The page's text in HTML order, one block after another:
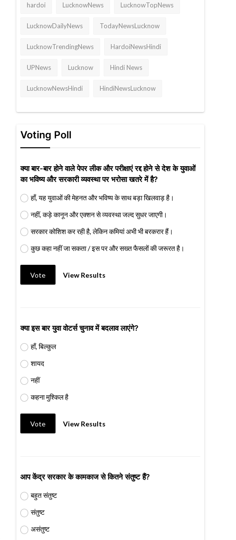
hardoi LucknowNews LucknowTopNews
LucknowDailyNews TodayNewsLucknow
LucknowTrendingNews HardoiNewsHindi
UPNews Lucknow Hindi News
LucknowNewsHindi HindiNewsLucknow
Voting Poll
क्या बार-बार होने वाले पेपर लीक और परीक्षाएं रद्द होने से देश के युवाओं
का भविष्य और सरकारी व्यवस्था पर भरोसा खतरे में है?
हाँ, यह युवाओं की मेहनत और भविष्य के साथ बड़ा खिलवाड़ है।
नहीं, कड़े कानून और एक्शन से व्यवस्था जल्द सुधर जाएगी।
सरकार कोशिश कर रही है, लेकिन कमियां अभी भी बरकरार हैं।
कुछ कहा नहीं जा सकता / इस पर और सख्त फैसलों की जरूरत है।
Vote View Results
क्या इस बार युवा वोटर्स चुनाव में बदलाव लाएंगे?
हाँ, बिल्कुल
शायद
नहीं
कहना मुश्किल है
Vote View Results
आप केंद्र सरकार के कामकाज से कितने संतुष्ट हैं?
बहुत संतुष्ट
संतुष्ट
असंतुष्ट